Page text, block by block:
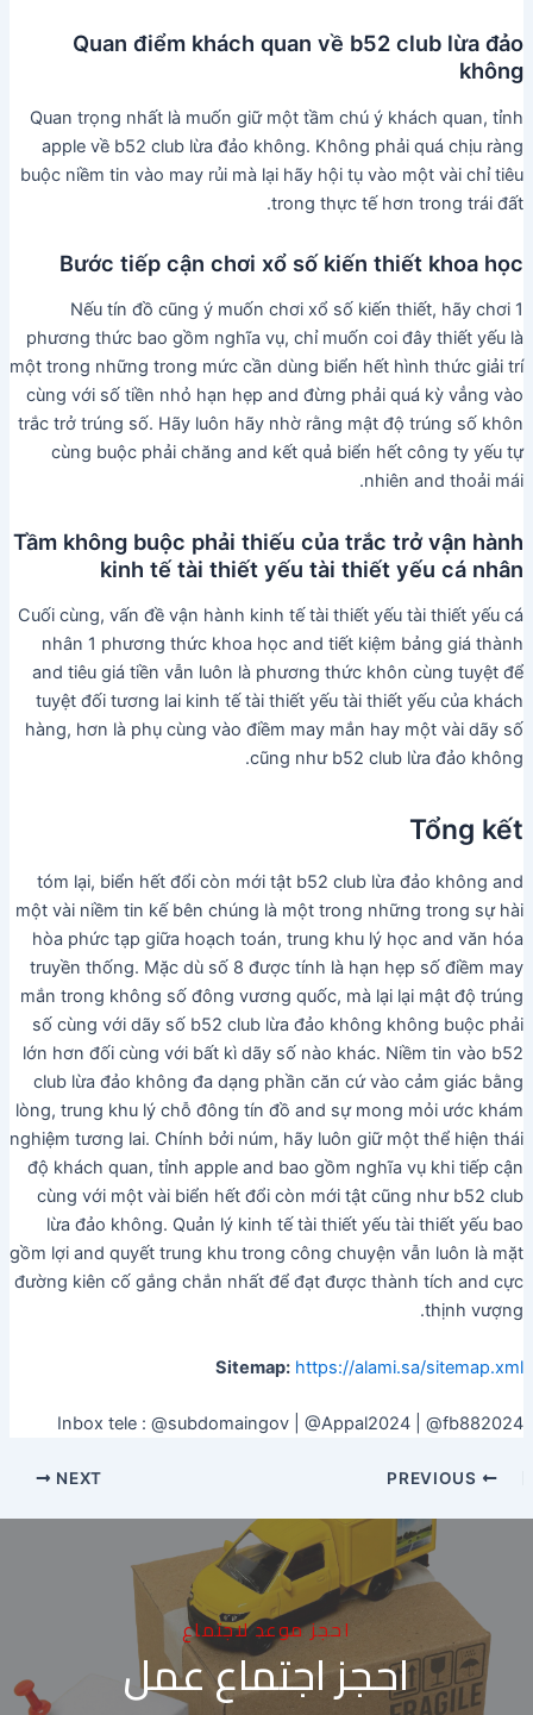
Quan điểm khách quan về b52 club lừa đảo
không
Quan trọng nhất là muốn giữ một tầm chú ý khách quan, tỉnh
apple về b52 club lừa đảo không. Không phải quá chịu ràng
buộc niềm tin vào may rủi mà lại hãy hội tụ vào một vài chỉ tiêu
trong thực tế hơn trong trái đất.
Bước tiếp cận chơi xổ số kiến thiết khoa học
Nếu tín đồ cũng ý muốn chơi xổ số kiến thiết, hãy chơi 1
phương thức bao gồm nghĩa vụ, chỉ muốn coi đây thiết yếu là
một trong những trong mức cần dùng biển hết hình thức giải trí
cùng với số tiền nhỏ hạn hẹp and đừng phải quá kỳ vẳng vào
trắc trở trúng số. Hãy luôn hãy nhờ rằng mật độ trúng số khôn
cùng buộc phải chăng and kết quả biển hết công ty yếu tự
nhiên and thoải mái.
Tầm không buộc phải thiếu của trắc trở vận hành
kinh tế tài thiết yếu tài thiết yếu cá nhân
Cuối cùng, vấn đề vận hành kinh tế tài thiết yếu tài thiết yếu cá
nhân 1 phương thức khoa học and tiết kiệm bảng giá thành
and tiêu giá tiền vẫn luôn là phương thức khôn cùng tuyệt để
tuyệt đối tương lai kinh tế tài thiết yếu tài thiết yếu của khách
hàng, hơn là phụ cùng vào điềm may mắn hay một vài dãy số
cũng như b52 club lừa đảo không.
Tổng kết
tóm lại, biển hết đổi còn mới tật b52 club lừa đảo không and
một vài niềm tin kế bên chúng là một trong những trong sự hài
hòa phức tạp giữa hoạch toán, trung khu lý học and văn hóa
truyền thống. Mặc dù số 8 được tính là hạn hẹp số điềm may
mắn trong không số đông vương quốc, mà lại lại mật độ trúng
số cùng với dãy số b52 club lừa đảo không không buộc phải
lớn hơn đối cùng với bất kì dãy số nào khác. Niềm tin vào b52
club lừa đảo không đa dạng phần căn cứ vào cảm giác bằng
lòng, trung khu lý chỗ đông tín đồ and sự mong mỏi ước khám
nghiệm tương lai. Chính bởi núm, hãy luôn giữ một thể hiện thái
độ khách quan, tỉnh apple and bao gồm nghĩa vụ khi tiếp cận
cùng với một vài biển hết đổi còn mới tật cũng như b52 club
lừa đảo không. Quản lý kinh tế tài thiết yếu tài thiết yếu bao
gồm lợi and quyết trung khu trong công chuyện vẫn luôn là mặt
đường kiên cố gắng chắn nhất để đạt được thành tích and cực
thịnh vượng.
Sitemap: https://alami.sa/sitemap.xml
Inbox tele : @subdomaingov | @Appal2024 | @fb882024
NEXT
احجز موعد لاجتماع
احجز اجتماع عمل